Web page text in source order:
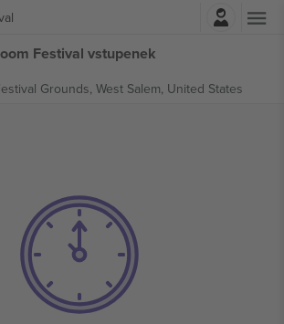
Festival vstupenek
Grounds, West Salem, United States